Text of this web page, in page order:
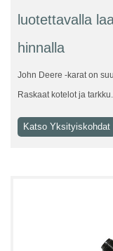
luotettavalla
hinnalla
John Deere -karat on
Raskaat kotelot ja tarkku...
Katso Yksityiskohdat